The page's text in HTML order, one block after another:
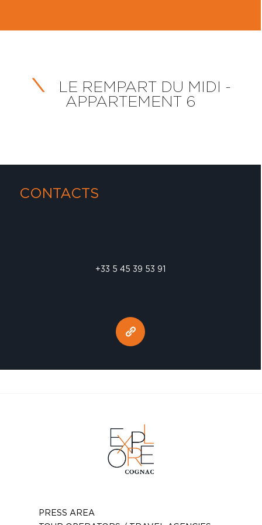
LE REMPART DU MIDI -
APPARTEMENT 6
CONTACTS
+33 5 45 39 53 91
PRESS AREA